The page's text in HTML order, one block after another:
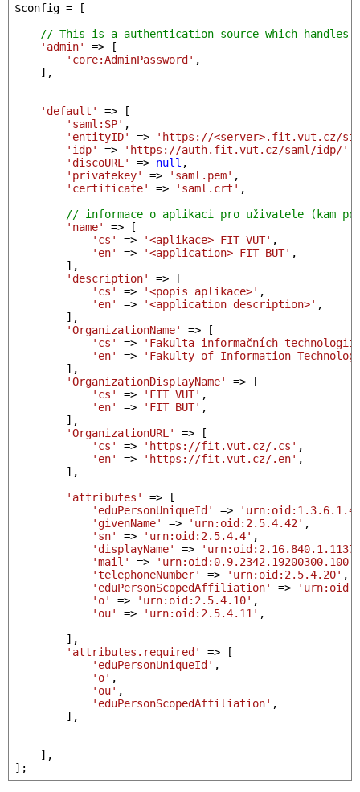
$config = [
// This is a authentication source which handles
'admin'
=> [
'core:AdminPassword' ,
    ],
'default'
=> [
'saml:SP' ,
'entityID'
=>
'https://<server>.fit.vut.cz/
'idp'
=> 'https://auth.fit.vut.cz/saml/idp/'
'discoURL'
=> null ,
'privatekey'
=> 'saml.pem' ,
'certificate'
=> 'saml.crt' ,
// informace o aplikaci pro uživatele (kam
'name'
=> [
'cs'
=> '<aplikace> FIT VUT' ,
'en'
=> '<application> FIT BUT' ,
        ],
'description'
=> [
'cs'
=> '<popis aplikace>' ,
'en'
=> '<application description>' ,
        ],
'OrganizationName'
=> [
'cs'
=>
'Fakulta informačních technologií
'en'
=>
'Fakulty of Information
        ],
'OrganizationDisplayName'
=> [
'cs'
=> 'FIT VUT' ,
'en'
=> 'FIT BUT' ,
        ],
'OrganizationURL'
=> [
'cs'
=> 'https://fit.vut.cz/.cs' ,
'en'
=> 'https://fit.vut.cz/.en' ,
        ],
'attributes'
=> [
'eduPersonUniqueId'
=>
'givenName'
=> 'urn:oid:2.5.4.42'
'sn'
=> 'urn:oid:2.5.4.4'
'displayName'
=>
'mail'
=>
'telephoneNumber'
=> 'urn:oid:2.5.4.20'
'eduPersonScopedAffiliation'
=>
'o'
=> 'urn:oid:2.5.4.10'
'ou'
=> 'urn:oid:2.5.4.11'
        ],
'attributes.required'
=> [
'eduPersonUniqueId' ,
'o' ,
'ou' ,
'eduPersonScopedAffiliation' ,
        ],
    ],